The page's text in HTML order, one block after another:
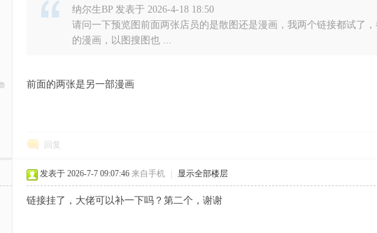
纳尔生BP 发表于 2026-4-18 18:50
请问一下预览图前面两张店员的是散图还是漫画，我两个链接都试了
的漫画，以图搜图也 ...
前面的两张是另一部漫画
回复
发表于 2026-7-7 09:07:46 来自手机 显示全部楼层
链接挂了，大佬可以补一下吗？第二个，谢谢